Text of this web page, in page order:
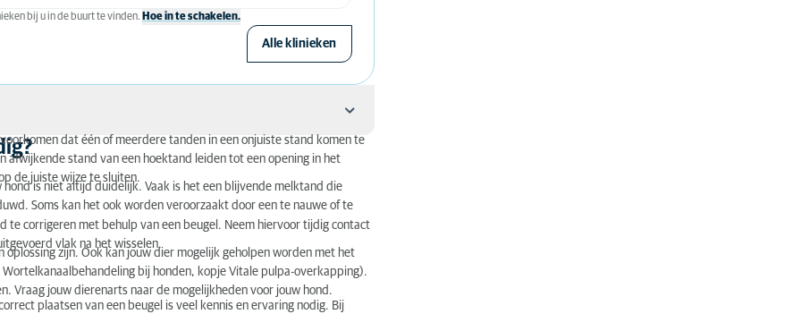
bij u in de buurt te vinden. Hoe in te schakelen.
Alle klinieken
dat één of meerdere tanden in een onjuiste stand komen te
afwijkende stand van een hoektand leiden tot een opening in het
de juiste wijze te sluiten.
is niet altijd duidelijk. Vaak is het een blijvende melktand die
Soms kan het ook worden veroorzaakt door een te nauwe of te
te corrigeren met behulp van een beugel. Neem hiervoor tijdig contact
vlak na het wisselen.
oplossing zijn. Ook kan jouw dier mogelijk geholpen worden met het
bij honden, kopje Vitale pulpa-overkapping).
Vraag jouw dierenarts naar de mogelijkheden voor jouw hond.
plaatsen van een beugel is veel kennis en ervaring nodig. Bij